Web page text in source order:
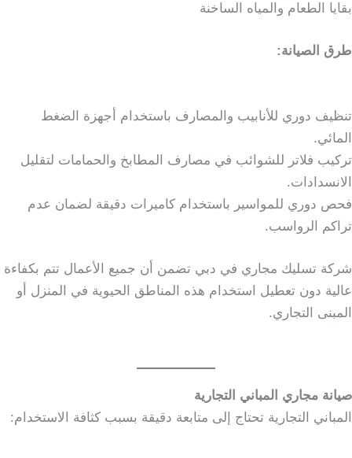
بقايا الطعام والمياه الساخنة
طرق الصيانة:
تنظيف دوري للأنابيب والمصارف باستخدام أجهزة الضغط
المائي.
تركيب فلاتر للشوائب في مصارف المطابخ والحمامات لتقليل
الانسدادات.
فحص دوري للمواسير باستخدام كاميرات دقيقة لضمان عدم
تراكم الرواسب.
شركة تسليك مجاري في دبي تضمن أن جميع الأعمال تتم بكفاءة
عالية دون تعطيل استخدام هذه المناطق الحيوية في المنزل أو
المبنى التجاري.
صيانة مجاري المباني التجارية
المباني التجارية تحتاج إلى متابعة دقيقة بسبب كثافة الاستخدام: